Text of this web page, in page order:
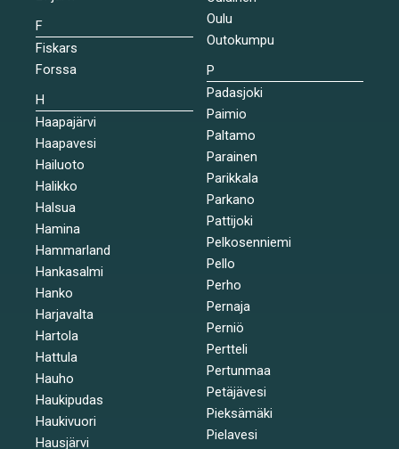
F
Fiskars
Forssa
H
Haapajärvi
Haapavesi
Hailuoto
Halikko
Halsua
Hamina
Hammarland
Hankasalmi
Hanko
Harjavalta
Hartola
Hattula
Hauho
Haukipudas
Haukivuori
Hausjärvi
Oulu
Outokumpu
P
Padasjoki
Paimio
Paltamo
Parainen
Parikkala
Parkano
Pattijoki
Pelkosenniemi
Pello
Perho
Pernaja
Perniö
Pertteli
Pertunmaa
Petäjävesi
Pieksämäki
Pielavesi